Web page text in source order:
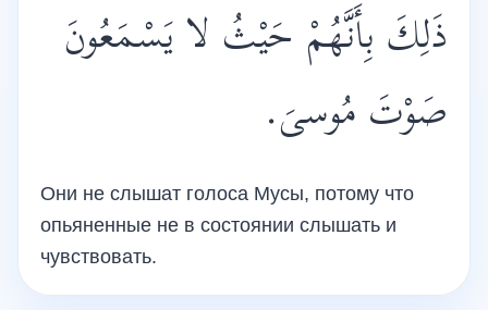
ذَلِكَ بِأَنَّهُمْ حَيْثُ لا يَسْمَعُونَ
صَوْتَ مُوسىَ.
Они не слышат голоса Мусы, потому что
опьяненные не в состоянии слышать и
чувствовать.